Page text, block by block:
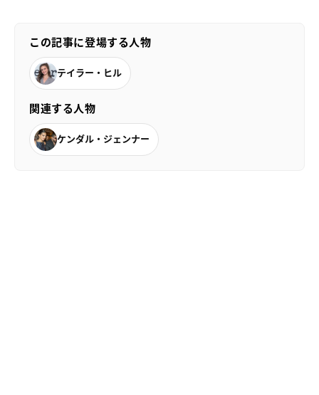
この記事に登場する人物
テイラー・ヒル
関連する人物
ケンダル・ジェンナー